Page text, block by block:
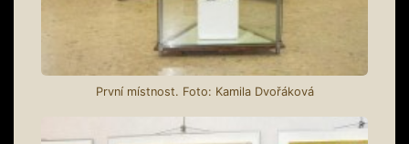
První místnost. Foto: Kamila Dvořáková